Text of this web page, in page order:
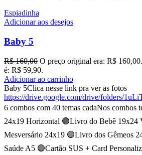
Espiadinha
Adicionar aos desejos
Baby 5
R$160,00 O preço original era: R$ 160,00.
é: R$ 59,90.
Adicionar ao carrinho
Baby 5Clica nesse link pra ver as fotos
https://drive.google.com/drive/folders/
6 combos com 40 temas cadaNos combos
24x19 Horizontal 🟣Livro do Bebê 19x24
Mesversário 24x19 🟣Livro dos Gêmeos
Saúde A5 🟣Cartão SUS + Card